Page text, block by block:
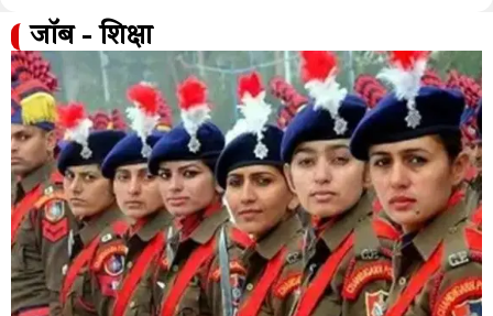
जॉब - शिक्षा